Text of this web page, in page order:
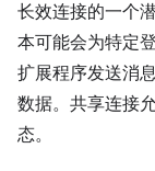
长效连接的一个
本可能会为特定
扩展程序发送消
数据。共享连接
态。